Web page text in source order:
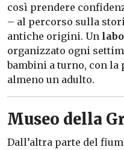
così prendere
– al percorso sulla
antiche origini. Un
organizzato ogni
bambini a turno, con la
almeno un adulto.
Museo della
Dall’altra parte del